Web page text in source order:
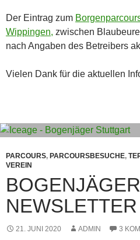
Der Eintrag zum
Wippingen, zwischen
nach Angaben des Betreibers
Vielen Dank für die aktuellen
PARCOURS, PARCOURSBESUCHE,
VEREIN
BOGENJÄGER
21. JUNI 2020 ADMIN 3